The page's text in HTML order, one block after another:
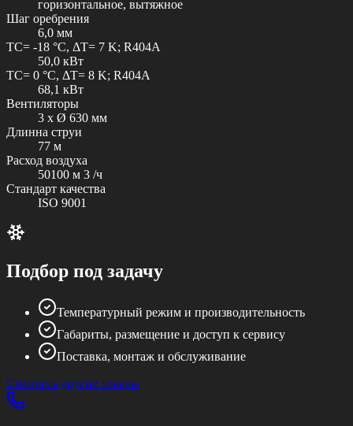
горизонтальное, вытяжное
Шаг оребрения
6,0 мм
TC= -18 °C, ΔT= 7 K; R404A
50,0 кВт
TC= 0 °C, ΔT= 8 K; R404A
68,1 кВт
Вентиляторы
3 x Ø 630 мм
Длинна струи
77 м
Расход воздуха
50100 м 3 /ч
Стандарт качества
ISO 9001
Подбор под задачу
Температурный режим и производительность
Габариты, размещение и доступ к сервису
Поставка, монтаж и обслуживание
Смотреть другие товары